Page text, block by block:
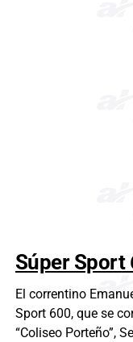
Súper Sport
El correntino
Sport 600, que se
“Coliseo Porteño”,